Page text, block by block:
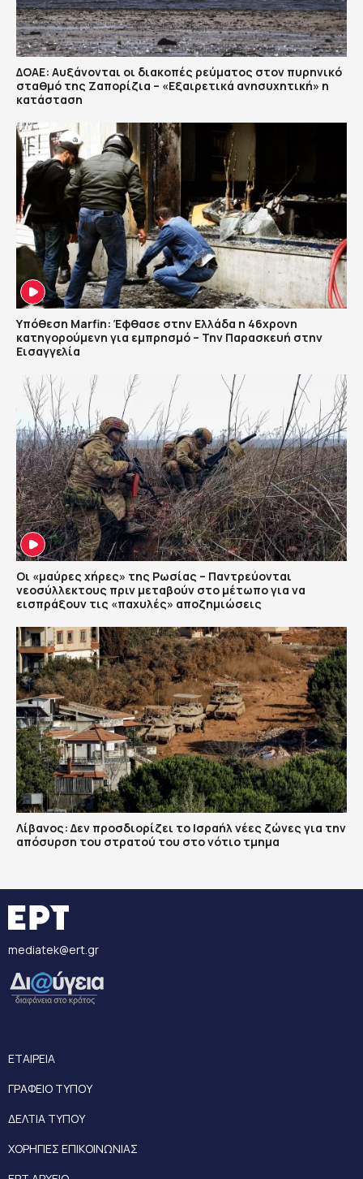
ΔΟΑΕ: Αυξάνονται οι διακοπές ρεύματος στον πυρηνικό
σταθμό της Ζαπορίζια – «Εξαιρετικά ανησυχητική» η
κατάσταση
Υπόθεση Marfin: Έφθασε στην Ελλάδα η 46χρονη
κατηγορούμενη για εμπρησμό – Την Παρασκευή στην
Εισαγγελία
Οι «μαύρες χήρες» της Ρωσίας – Παντρεύονται
νεοσύλλεκτους πριν μεταβούν στο μέτωπο για να
εισπράξουν τις «παχυλές» αποζημιώσεις
Λίβανος: Δεν προσδιορίζει το Ισραήλ νέες ζώνες για την
απόσυρση του στρατού του στο νότιο τμημα
mediatek@ert.gr
ΕΤΑΙΡΕΙΑ
ΓΡΑΦΕΙΟ ΤΥΠΟΥ
ΔΕΛΤΙΑ ΤΥΠΟΥ
ΧΟΡΗΓΙΕΣ ΕΠΙΚΟΙΝΩΝΙΑΣ